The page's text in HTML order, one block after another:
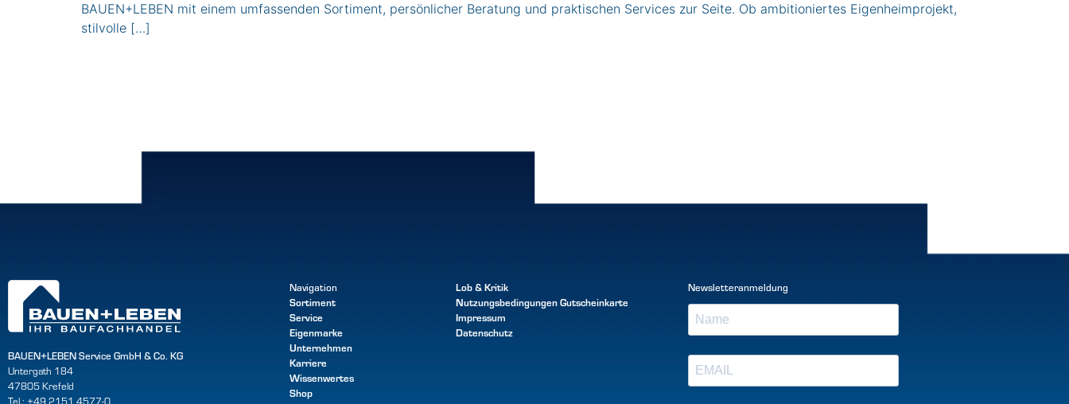
BAUEN+LEBEN mit einem umfassenden Sortiment, persönlicher Beratung und praktischen Services zur Seite. Ob ambitioniertes Eigenheimprojekt,
stilvolle […]
BAUEN+LEBEN Service GmbH & Co. KG
Untergath 184
47805 Krefeld
Tel.: +49 2151 4577-0
Navigation
Sortiment
Service
Eigenmarke
Unternehmen
Karriere
Wissenwertes
Shop
Lob & Kritik
NutzungsbedingungenGutscheinkarte
Impressum
Datenschutz
Newsletteranmeldung